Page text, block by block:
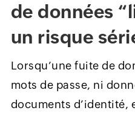
de données
un risque
Lorsqu’une fuite de
mots de passe, ni
documents d’identité,